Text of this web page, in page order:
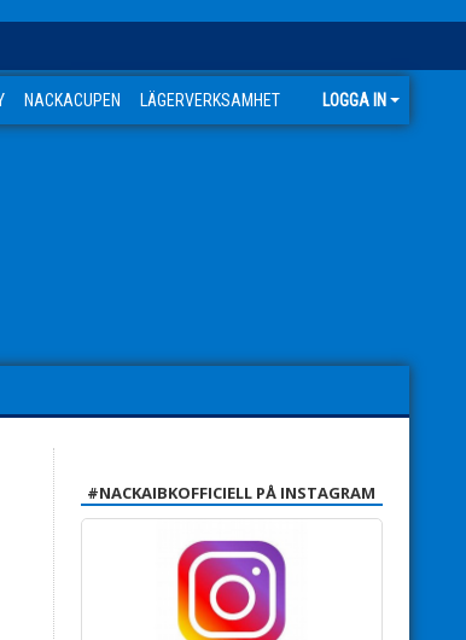
NACKACUPEN LÄGERVERKSAMHET LOGGA IN
#NACKAIBKOFFICIELL PÅ INSTAGRAM